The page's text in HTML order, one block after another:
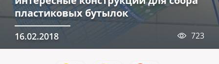
пластиковых бутылок
16.02.2018 723